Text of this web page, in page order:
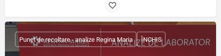
Punct de recoltare - analize Regina Maria ÎNCHIS